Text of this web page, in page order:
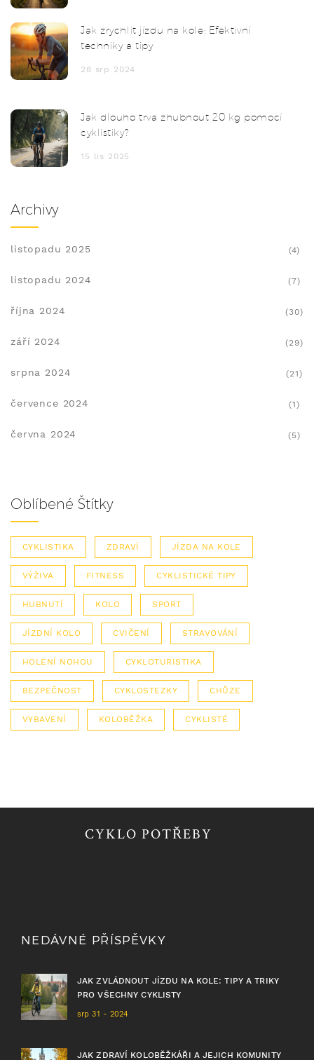
Jak zrychlit jízdu na kole: Efektivní
techniky a tipy
28 srp 2024
Jak dlouho trva zhubnout 20 kg pomocí
cyklistiky?
15 lis 2025
Archivy
listopadu 2025 (4)
listopadu 2024 (7)
října 2024 (30)
září 2024 (29)
srpna 2024 (21)
července 2024 (1)
června 2024 (5)
Oblíbené Štítky
CYKLISTIKA ZDRAVÍ JÍZDA NA KOLE
VÝŽIVA FITNESS CYKLISTICKÉ TIPY
HUBNUTÍ KOLO SPORT
JÍZDNÍ KOLO CVIČENÍ STRAVOVÁNÍ
HOLENÍ NOHOU CYKLOTURISTIKA
BEZPEČNOST CYKLOSTEZKY CHŮZE
VYBAVENÍ KOLOBĚŽKA CYKLISTÉ
CYKLO POTŘEBY
NEDÁVNÉ PŘÍSPĚVKY
JAK ZVLÁDNOUT JÍZDU NA KOLE: TIPY A TRIKY
PRO VŠECHNY CYKLISTY
srp 31 - 2024
JAK ZDRAVÍ KOLOBĚŽKÁŘI A JEJICH KOMUNITY